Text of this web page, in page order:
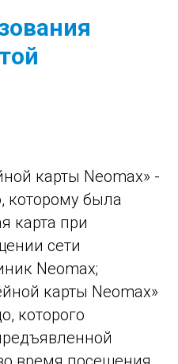
карты Neomax» -
которому была
карта при
сети
Neomax;
карты Neomax»
которого